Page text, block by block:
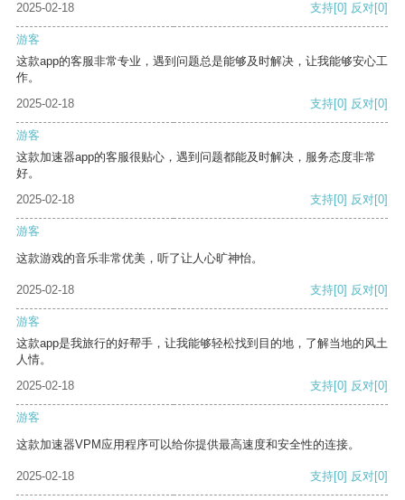
2025-02-18
支持[0] 反对[0]
游客
这款app的客服非常专业，遇到问题总是能够及时解决，让我能够安心工
作。
2025-02-18
支持[0] 反对[0]
游客
这款加速器app的客服很贴心，遇到问题都能及时解决，服务态度非常
好。
2025-02-18
支持[0] 反对[0]
游客
这款游戏的音乐非常优美，听了让人心旷神怡。
2025-02-18 支持[0] 反对[0]
游客
这款app是我旅行的好帮手，让我能够轻松找到目的地，了解当地的风土
人情。
2025-02-18
支持[0] 反对[0]
游客
这款加速器VPM应用程序可以给你提供最高速度和安全性的连接。
2025-02-18 支持[0] 反对[0]